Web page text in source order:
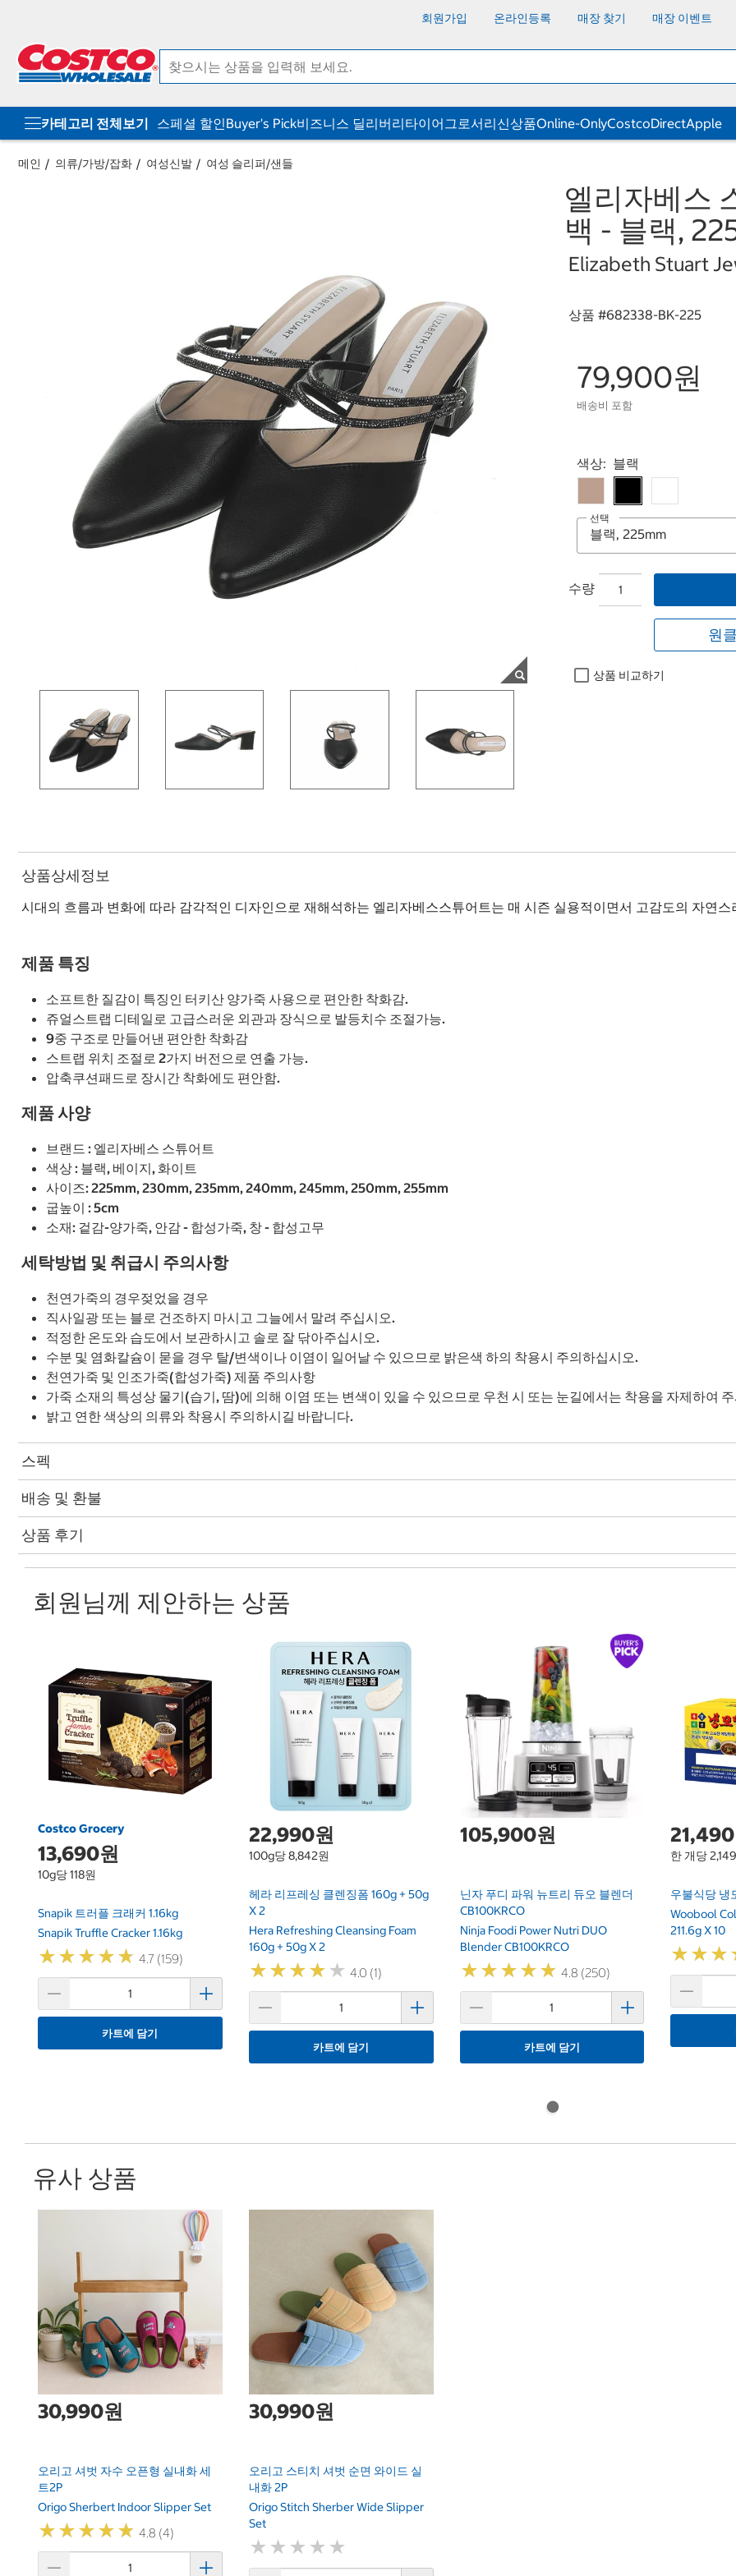
회원가입 온라인등록 매장 찾기 매장 이벤트
카테고리 전체보기 스페셜 할인Buyer's Pick비즈니스 딜리버리타이어그로서리신상품Online-OnlyCostcoDirectApple
메인 의류/가방/잡화 여성신발 여성 슬리퍼/샌들
엘리자베스
백 - 블랙,
Elizabeth Stuart
상품 #682338-BK-225
79,900원
배송비 포함
Select product
색상: 블랙
선택
수량
원
상품 비교하기
상품상세정보
시대의 흐름과 변화에 따라 감각적인 디자인으로 재해석하는 엘리자베스스튜어트는 매 시즌 실용적이면서 고감도의 자연스
제품 특징
소프트한 질감이 특징인 터키산 양가죽 사용으로 편안한 착화감.
쥬얼스트랩 디테일로 고급스러운 외관과 장식으로 발등치수 조절가능.
9중 구조로 만들어낸 편안한 착화감
스트랩 위치 조절로 2가지 버전으로 연출 가능.
압축쿠션패드로 장시간 착화에도 편안함.
제품 사양
브랜드 : 엘리자베스 스튜어트
색상 : 블랙, 베이지, 화이트
사이즈: 225mm, 230mm, 235mm, 240mm, 245mm, 250mm, 255mm
굽높이 : 5cm
소재: 겉감-양가죽, 안감 - 합성가죽, 창 - 합성고무
세탁방법 및 취급시 주의사항
천연가죽의 경우젖었을 경우
직사일광 또는 블로 건조하지 마시고 그늘에서 말려 주십시오.
적정한 온도와 습도에서 보관하시고 솔로 잘 닦아주십시오.
수분 및 염화칼슘이 묻을 경우 탈/변색이나 이염이 일어날 수 있으므로 밝은색 하의 착용시 주의하십시오.
천연가죽 및 인조가죽(합성가죽) 제품 주의사항
가죽 소재의 특성상 물기(습기, 땀)에 의해 이염 또는 변색이 있을 수 있으므로 우천 시 또는 눈길에서는 착용을 자제하여
밝고 연한 색상의 의류와 착용시 주의하시길 바랍니다.
스펙
배송 및 환불
상품 후기
회원님께 제안하는 상품
Costco Grocery
13,690원
10g당 118원
Snapik 트러플 크래커 1.16kg
Snapik Truffle Cracker 1.16kg
★★★★★
★★★★★ 4.7 (159)
카트에 담기
22,990원
100g당 8,842원
헤라 리프레싱 클렌징폼 160g + 50g
X 2
Hera Refreshing Cleansing Foam
160g + 50g X 2
★★★★ ★
★★★★ ★ 4.0 (1)
카트에 담기
105,900원
닌자 푸디 파워 뉴트리 듀오 블렌더
CB100KRCO
Ninja Foodi Power Nutri DUO
Blender CB100KRCO
★★★★★
★★★★★ 4.8 (250)
카트에 담기
한 개당
우불식당 냉
Woobool
211.6g X 10
★★★
★★★
유사 상품
30,990원
오리고 셔벗 자수 오픈형 실내화 세
트2P
Origo Sherbert Indoor Slipper Set
★★★★★
★★★★★ 4.8 (4)
30,990원
오리고 스티치 셔벗 순면 와이드 실
내화 2P
Origo Stitch Sherber Wide Slipper
Set
★ ★ ★ ★ ★
★ ★ ★ ★ ★